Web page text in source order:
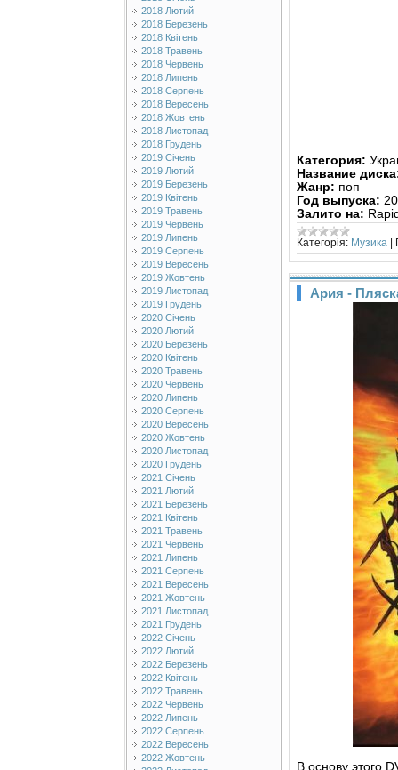
2018 Лютий
2018 Березень
2018 Квітень
2018 Травень
2018 Червень
2018 Липень
2018 Серпень
2018 Вересень
2018 Жовтень
2018 Листопад
2018 Грудень
2019 Січень
2019 Лютий
2019 Березень
2019 Квітень
2019 Травень
2019 Червень
2019 Липень
2019 Серпень
2019 Вересень
2019 Жовтень
2019 Листопад
2019 Грудень
2020 Січень
2020 Лютий
2020 Березень
2020 Квітень
2020 Травень
2020 Червень
2020 Липень
2020 Серпень
2020 Вересень
2020 Жовтень
2020 Листопад
2020 Грудень
2021 Січень
2021 Лютий
2021 Березень
2021 Квітень
2021 Травень
2021 Червень
2021 Липень
2021 Серпень
2021 Вересень
2021 Жовтень
2021 Листопад
2021 Грудень
2022 Січень
2022 Лютий
2022 Березень
2022 Квітень
2022 Травень
2022 Червень
2022 Липень
2022 Серпень
2022 Вересень
2022 Жовтень
Категория:
Название
Жанр: поп
Год выпуска:
Залито на:
Категорія: Музика |
Ария -
В основу этого